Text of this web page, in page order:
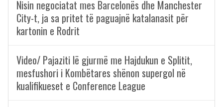
Nisin negociatat mes Barcelonës dhe Manchester
City-t, ja sa pritet të paguajnë katalanasit për
kartonin e Rodrit
Video/ Pajaziti lë gjurmë me Hajdukun e Splitit,
mesfushori i Kombëtares shënon supergol në
kualifikueset e Conference League